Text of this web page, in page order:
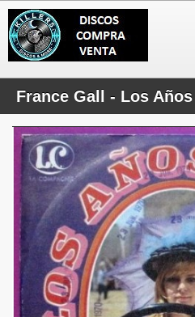
France Gall - Los